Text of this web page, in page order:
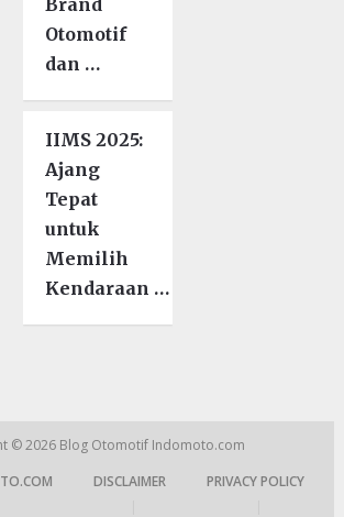
Brand
Otomotif
dan …
IIMS 2025:
Ajang
Tepat
untuk
Memilih
Kendaraan …
© 2026 Blog Otomotif Indomoto.com
DISCLAIMER
PRIVACY POLICY